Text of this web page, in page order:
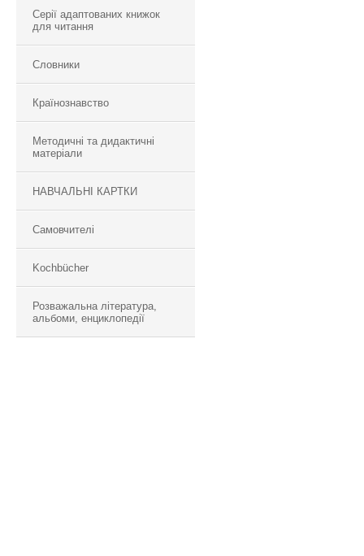
Серії адаптованих книжок
для читання
Словники
Країнознавство
Методичні та дидактичні
матеріали
НАВЧАЛЬНІ КАРТКИ
Самовчителі
Kochbücher
Розважальна література,
альбоми, енциклопедії